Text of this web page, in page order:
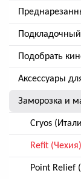
Подобрать
Аксессуары
Заморозка и
Cryos
Refit (Чехия)
Point Relief